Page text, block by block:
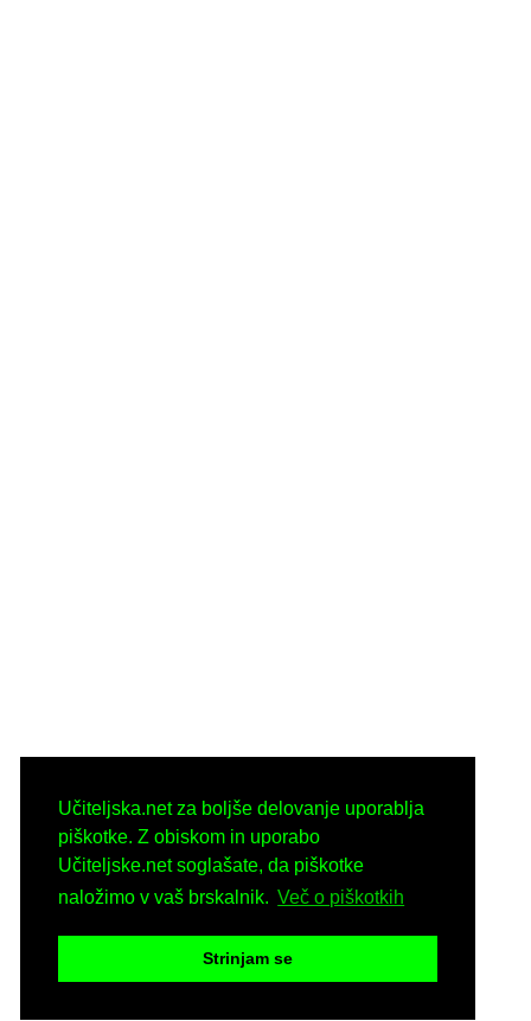
Učiteljska.net za boljše delovanje uporablja
piškotke. Z obiskom in uporabo
Učiteljske.net soglašate, da piškotke
naložimo v vaš brskalnik. Več o piškotkih
Strinjam se